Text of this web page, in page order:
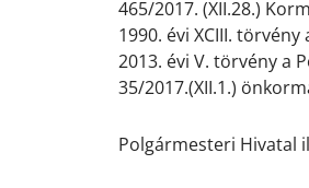
465/2017. (XII.28.)
1990. évi XCIII.
2013. évi V. törvény a
35/2017.(XII.1.)
Polgármesteri Hivatal